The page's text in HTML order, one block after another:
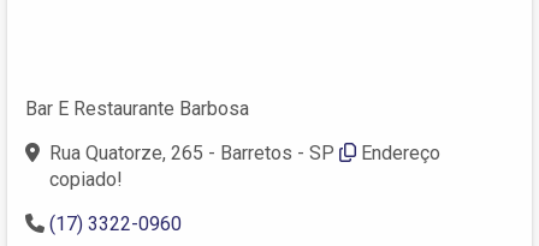
Bar E Restaurante Barbosa
Rua Quatorze, 265 - Barretos - SP
Endereço
copiado!
(17) 3322-0960